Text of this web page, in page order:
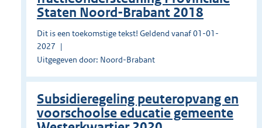
Staten Noord-Brabant 2018
Dit is een toekomstige tekst! Geldend vanaf 01-01-
2027
Uitgegeven door: Noord-Brabant
Subsidieregeling peuteropvang en
voorschoolse educatie gemeente